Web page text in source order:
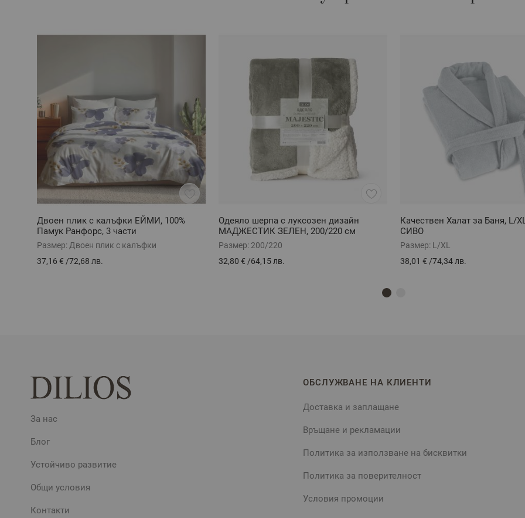
Двоен плик с калъфки ЕЙМИ, 100%
Памук Ранфорс, 3 части
Размер: Двоен плик с калъфки
37,16 € /72,68 лв.
Одеяло шерпа с луксозен дизайн
МАДЖЕСТИК ЗЕЛЕН, 200/220 см
Размер: 200/220
32,80 € /64,15 лв.
Качествен Халат за Баня, L/
СИВО
Размер: L/XL
38,01 € /74,34 лв.
За нас
Блог
Устойчиво развитие
Общи условия
Контакти
ОБСЛУЖВАНЕ НА КЛИЕНТИ
Доставка и заплащане
Връщане и рекламации
Политика за използване на бисквитки
Политика за поверителност
Условия промоции